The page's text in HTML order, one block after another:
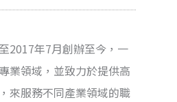
2017年7月創辦至今，一
業領域，並致力於提供高
來服務不同產業領域的職